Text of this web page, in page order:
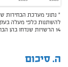
להשתנות כלפי מעלה
14 הרשויות שנדחו בהן הבחירות ורשימות המועמדים עתידות להיפתח בהן מחדש.
ה. סיכום